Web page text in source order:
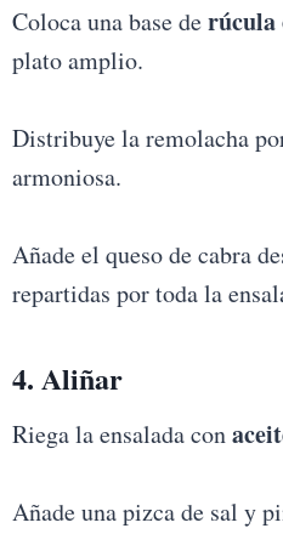
Coloca una base derúcula
plato amplio.
Distribuye la remolacha
armoniosa.
Añade el queso de cabra
repartidas por toda la
4. Aliñar
Riega la ensalada con
Añade una pizca de sal y